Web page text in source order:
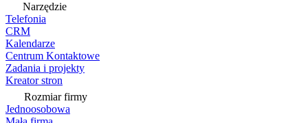
Narzędzie
Telefonia
CRM
Kalendarze
Centrum Kontaktowe
Zadania i projekty
Kreator stron
Rozmiar firmy
Jednoosobowa